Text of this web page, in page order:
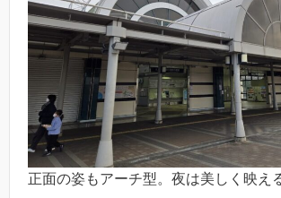
正面の姿もアーチ型。夜は美しく映え